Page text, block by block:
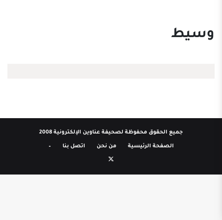
وسيط
جميع الحقوق محفوظة لصحيفة عناوين الإلكترونية 2008
الصفحة الرئيسية من نحن اتصل بنا –